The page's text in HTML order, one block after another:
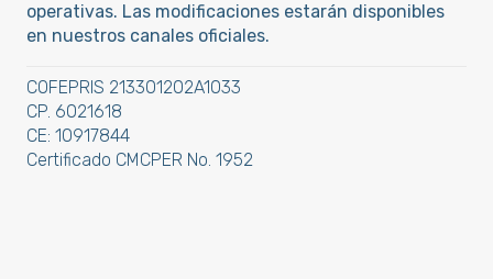
operativas. Las modificaciones estarán disponibles
en nuestros canales oficiales.
COFEPRIS 213301202A1033
CP. 6021618
CE: 10917844
Certificado CMCPER No. 1952